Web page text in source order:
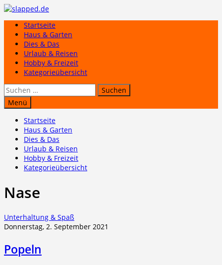
Zum
springenStartseite
Haus & Garten
Dies & Das
Urlaub & Reisen
Hobby & Freizeit
Kategorieübersicht
Suchen
nach:
Menü
Startseite
Haus & Garten
Dies & Das
Urlaub & Reisen
Hobby & Freizeit
Kategorieübersicht
Nase
Unterhaltung & Spaß
Donnerstag, 2. September 2021
Popeln